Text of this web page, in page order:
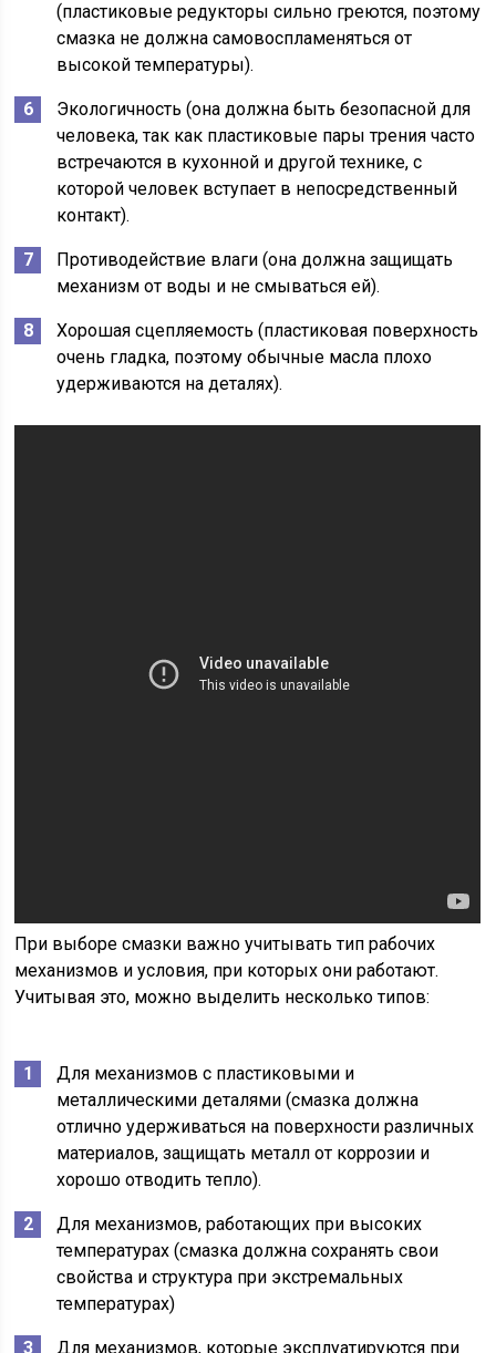
(пластиковые редукторы сильно греются, поэтому
смазка не должна самовоспламеняться от
высокой температуры).
Экологичность (она должна быть безопасной для
человека, так как пластиковые пары трения часто
встречаются в кухонной и другой технике, с
которой человек вступает в непосредственный
контакт).
Противодействие влаги (она должна защищать
механизм от воды и не смываться ей).
Хорошая сцепляемость (пластиковая поверхность
очень гладка, поэтому обычные масла плохо
удерживаются на деталях).
При выборе смазки важно учитывать тип рабочих
механизмов и условия, при которых они работают.
Учитывая это, можно выделить несколько типов:
Для механизмов с пластиковыми и
металлическими деталями (смазка должна
отлично удерживаться на поверхности различных
материалов, защищать металл от коррозии и
хорошо отводить тепло).
Для механизмов, работающих при высоких
температурах (смазка должна сохранять свои
свойства и структура при экстремальных
температурах)
Для механизмов, которые эксплуатируются при